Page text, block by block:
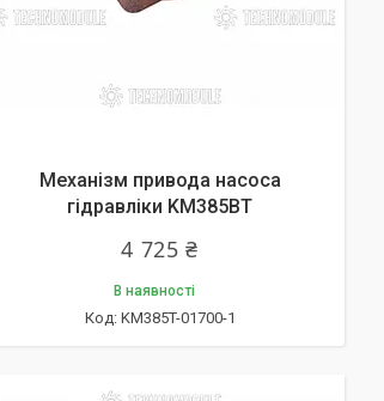
Механізм привода насоса
гідравліки KM385ВТ
4 725 ₴
В наявності
KM385T-01700-1